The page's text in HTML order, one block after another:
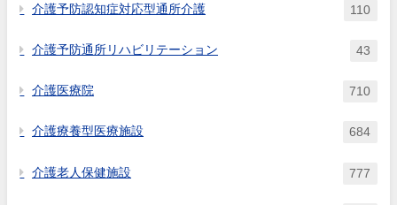
介護予防認知症対応型通所介護 110
介護予防通所リハビリテーション 43
介護医療院 710
介護療養型医療施設 684
介護老人保健施設 777